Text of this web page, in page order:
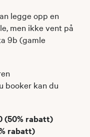
legge opp en
men ikke vent på
9b (gamle
booker kan du
(50% rabatt)
rabatt)